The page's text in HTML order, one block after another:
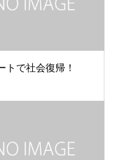
トで社会復帰！